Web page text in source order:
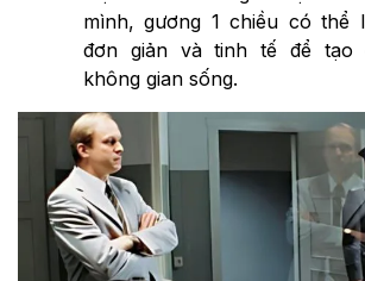
mình, gương 1 chiều có thể
đơn giản và tinh tế để tạo
không gian sống.